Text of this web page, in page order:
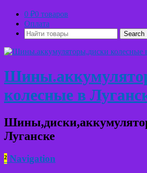
0 ₽0 товаров
Оплата
Найти
товары:
колесные в
Луганске
² Navigation